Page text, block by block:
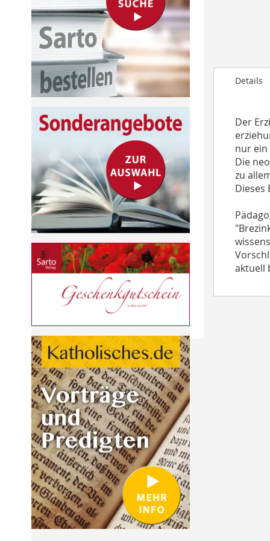
the
imagesDetails
Der
nur ein
Die
zu
Dieses
aktuell